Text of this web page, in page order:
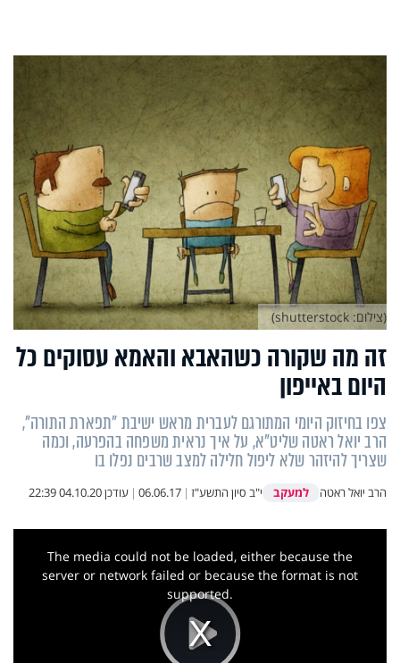
זה מה שקורה כשהאבא והאמא עסוקים כל
היום באייפון
צפו בחיזוק היומי המתורגם לעברית מראש ישיבת "תפארת התורה",
הרב יואל ראטה שליט"א, על איך נראית משפחה בהפרעה, וכמה
שצריך להיזהר שלא ליפול חלילה למצב שרבים נפלו בו
הרב יואל ראטה למעקב י"ב סיון התשע"ז |
06.06.17
| עודכן04.10.20 22:39
(צילום: shutterstock)
This
The media could not be loaded, either because the
server or network failed or because the format is not
supported.